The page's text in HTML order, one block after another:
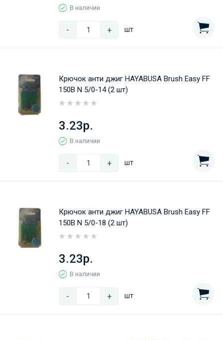
В наличии
- + шт
Крючок анти джиг HAYABUSA Brush Easy FF
150B N 5/0-14 (2 шт)
3.23р.
В наличии
- + шт
Крючок анти джиг HAYABUSA Brush Easy FF
150B N 5/0-18 (2 шт)
3.23р.
В наличии
- + шт